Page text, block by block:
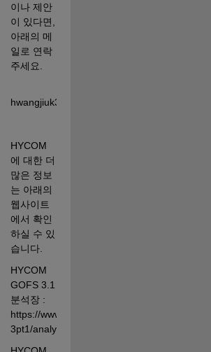
이나 제안
이 있다면,
아래의 메
일로 연락
주세요.
hwangjiuk34@gmail.com
HYCOM
에 대한 더
많은 정보
는 아래의
웹사이트
에서 확인
하실 수 있
습니다.
HYCOM
GOFS 3.1
분석장 :
https://www.hycom.org/dataserver/gofs-
3pt1/analysis